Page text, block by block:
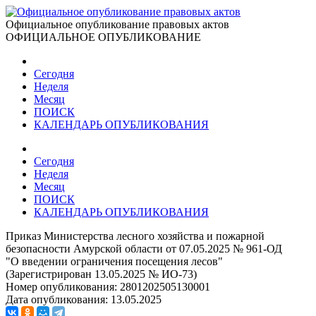
Официальное опубликование правовых актов
ОФИЦИАЛЬНОЕ ОПУБЛИКОВАНИЕ
Сегодня
Неделя
Месяц
ПОИСК
КАЛЕНДАРЬ ОПУБЛИКОВАНИЯ
Сегодня
Неделя
Месяц
ПОИСК
КАЛЕНДАРЬ ОПУБЛИКОВАНИЯ
Приказ Министерства лесного хозяйства и пожарной
безопасности Амурской области от 07.05.2025 № 961-ОД
"О введении ограничения посещения лесов"
(Зарегистрирован 13.05.2025 № ИО-73)
Номер опубликования: 2801202505130001
Дата опубликования: 13.05.2025